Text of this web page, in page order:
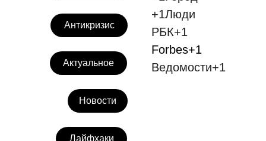
Антикризис
Актуальное
Новости
Лайфхаки
+1Люди
РБК+1
Forbes+1
Ведомости+1